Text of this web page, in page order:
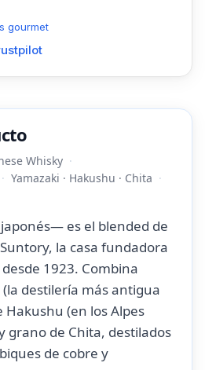
gourmet
Whisky
Yamazaki · Hakushu · Chita
es el blended de
la casa fundadora
1923. Combina
destilería más antigua
Hakushu (en los Alpes
grano de Chita, destilados
de cobre y